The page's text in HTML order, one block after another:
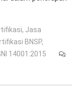
, Jasa
BNSP,
14001:2015